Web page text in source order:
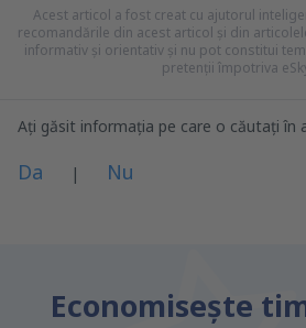
Acest articol a fost creat cu ajutorul
recomandările din acest articol și din
informativ și orientativ și nu pot constitui
pretenții împotriva
Ați găsit informația pe care o căutați în
Da | Nu
Conține informații incorecte
Economiseşte